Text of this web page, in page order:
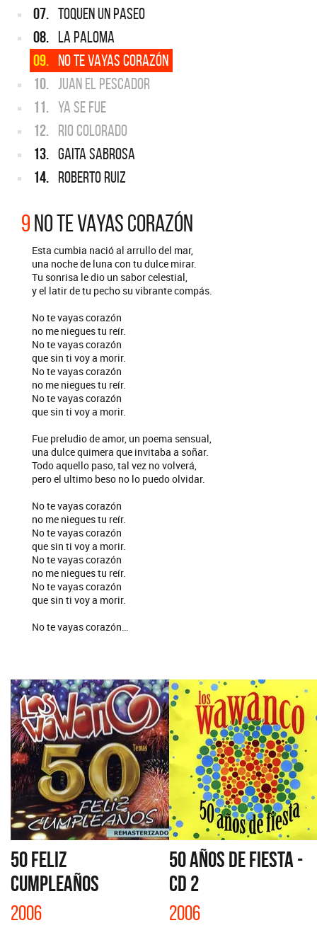
07. TOQUEN UN PASEO
08. LA PALOMA
09. NO TE VAYAS CORAZÓN
10. JUAN EL PESCADOR
11. YA SE FUE
12. RIO COLORADO
13. GAITA SABROSA
14. ROBERTO RUIZ
9NO TE VAYAS CORAZÓN
Esta cumbia nació al arrullo del mar,
una noche de luna con tu dulce mirar.
Tu sonrisa le dio un sabor celestial,
y el latir de tu pecho su vibrante compás.
No te vayas corazón
no me niegues tu reír.
No te vayas corazón
que sin ti voy a morir.
No te vayas corazón
no me niegues tu reír.
No te vayas corazón
que sin ti voy a morir.
Fue preludio de amor, un poema sensual,
una dulce quimera que invitaba a soñar.
Todo aquello paso, tal vez no volverá,
pero el ultimo beso no lo puedo olvidar.
No te vayas corazón
no me niegues tu reír.
No te vayas corazón
que sin ti voy a morir.
No te vayas corazón
no me niegues tu reír.
No te vayas corazón
que sin ti voy a morir.
No te vayas corazón…
50 FELIZ
CUMPLEAÑOS
2006
50 AÑOS DE FIESTA -
CD 2
2006